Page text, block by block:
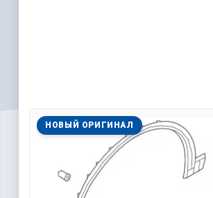
НОВЫЙ ОРИГИНАЛ